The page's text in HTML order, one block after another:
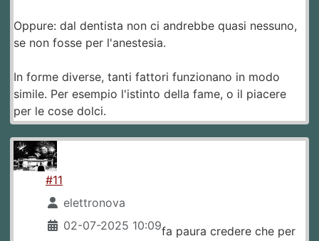
Oppure: dal dentista non ci andrebbe quasi nessuno,
se non fosse per l'anestesia.
In forme diverse, tanti fattori funzionano in modo
simile. Per esempio l'istinto della fame, o il piacere
per le cose dolci.
#11
elettronova
02-07-2025 10:09fa paura credere che per